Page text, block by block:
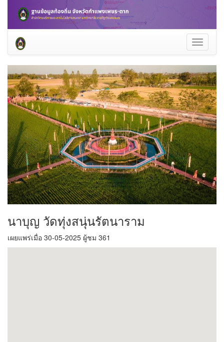
Toggle
นาบุญ วัดทุ่งสนุ่นรัตนาราม
เผยแพร่เมื่อ 30-05-2025 ผู้ชม 361